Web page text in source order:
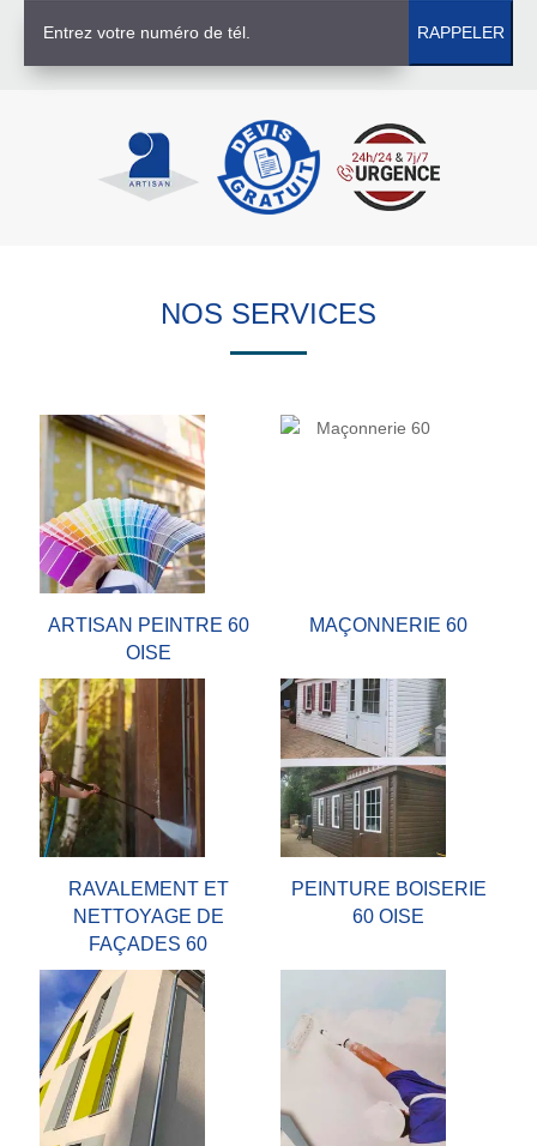
NOS SERVICES
ARTISAN PEINTRE 60
OISE
MAÇONNERIE 60
RAVALEMENT ET
NETTOYAGE DE
FAÇADES 60
PEINTURE BOISERIE
60 OISE